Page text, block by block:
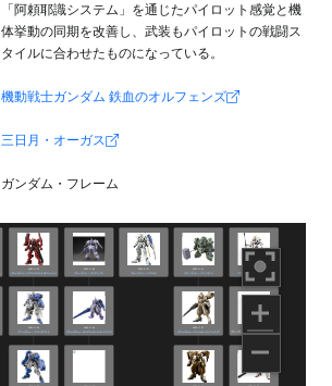
「阿頼耶識システム」を通じたパイロット感覚と機
体挙動の同期を改善し、武装もパイロットの戦闘ス
タイルに合わせたものになっている。
機動戦士ガンダム 鉄血のオルフェンズ
三日月・オーガス
ガンダム・フレーム